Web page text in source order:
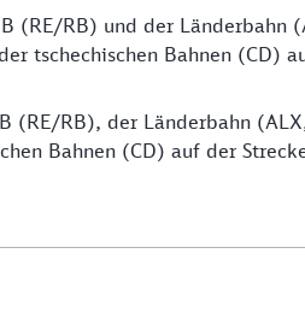
(RE/RB) und der Länderbahn
tschechischen Bahnen (CD)
(RE/RB), der Länderbahn
Bahnen (CD) auf der